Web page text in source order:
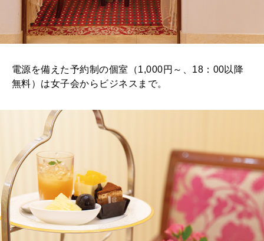
電源を備えた予約制の個室（1,000円～、18：00以降
無料）は女子会からビジネスまで。